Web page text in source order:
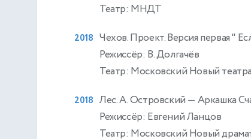
Театр: МНДТ
2018 Чехов. Проект. Версия первая "
Режиссёр: В. Долгачёв
Театр: Московский Новый театра
2018 Лес. А. Островский — Аркашка
Режиссёр: Евгений Ланцов
Театр: Московский Новый